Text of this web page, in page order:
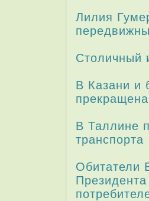
Лилия
Столичный
В Казани и
В Таллине
транспорта
Обитатели